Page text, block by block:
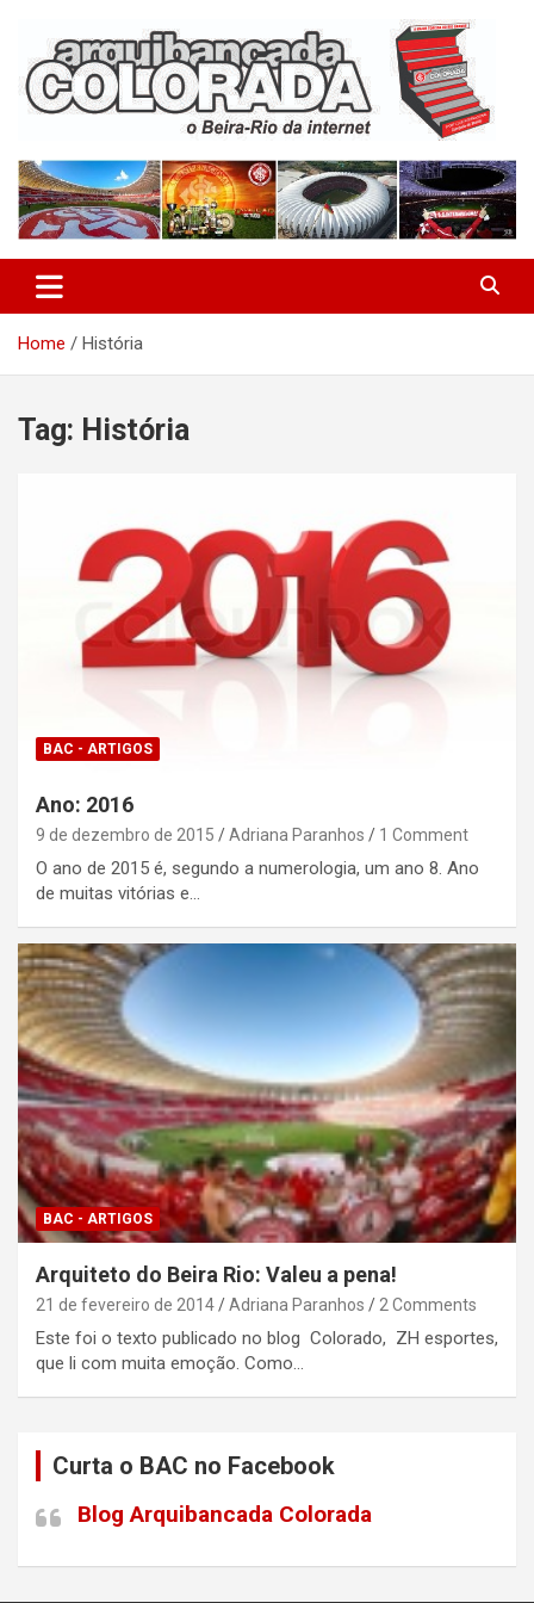
content
Arquibancada Colorada
Home História
Tag: História
BAC - ARTIGOS
Ano: 2016
9 de dezembro de 2015 Adriana Paranhos 1 Comment
O ano de 2015 é, segundo a numerologia, um ano 8. Ano
de muitas vitórias e…
BAC - ARTIGOS
Arquiteto do Beira Rio: Valeu a pena!
21 de fevereiro de 2014 Adriana Paranhos 2 Comments
Este foi o texto publicado no blog Colorado, ZH esportes,
que li com muita emoção. Como…
Curta o BAC no Facebook
Blog Arquibancada Colorada